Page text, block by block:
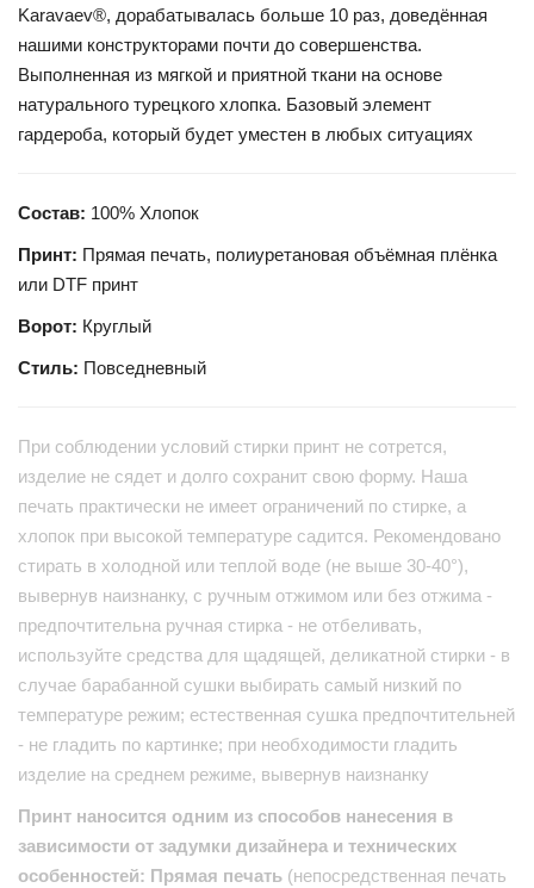
Karavaev®, дорабатывалась больше 10 раз, доведённая
нашими конструкторами почти до совершенства.
Выполненная из мягкой и приятной ткани на основе
натурального турецкого хлопка. Базовый элемент
гардероба, который будет уместен в любых ситуациях
Состав: 100% Хлопок
Принт: Прямая печать, полиуретановая объёмная плёнка
или DTF принт
Ворот: Круглый
Стиль: Повседневный
При соблюдении условий стирки принт не сотрется,
изделие не сядет и долго сохранит свою форму. Наша
печать практически не имеет ограничений по стирке, а
хлопок при высокой температуре садится. Рекомендовано
стирать в холодной или теплой воде (не выше 30-40°),
вывернув наизнанку, с ручным отжимом или без отжима -
предпочтительна ручная стирка - не отбеливать,
используйте средства для щадящей, деликатной стирки - в
случае барабанной сушки выбирать самый низкий по
температуре режим; естественная сушка предпочтительней
- не гладить по картинке; при необходимости гладить
изделие на среднем режиме, вывернув наизнанку
Принт наносится одним из способов нанесения в
зависимости от задумки дизайнера и технических
особенностей: Прямая печать (непосредственная печать